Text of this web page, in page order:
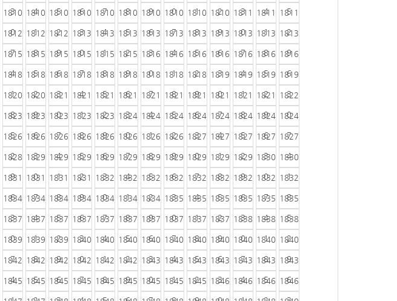
3 4 5 6 7 8 9 0 1 2 3 4 5
1810
0
1810
1
1810
2
1810
3
1810
4
1810
5
1810
6
1810
7
1810
8
1810
9
1811
0
1811
1
1811
2
1812
7
1812
8
1812
9
1813
0
1813
1
1813
2
1813
3
1813
4
1813
5
1813
6
1813
7
1813
8
1813
9
1815
4
1815
5
1815
6
1815
7
1815
8
1815
9
1816
0
1816
1
1816
2
1816
3
1816
4
1816
5
1816
6
1818
1
1818
2
1818
3
1818
4
1818
5
1818
6
1818
7
1818
8
1818
9
1819
0
1819
1
1819
2
1819
3
1820
8
1820
9
1821
0
1821
1
1821
2
1821
3
1821
4
1821
5
1821
6
1821
7
1821
8
1821
9
1822
0
1823
5
1823
6
1823
7
1823
8
1823
9
1824
0
1824
1
1824
2
1824
3
1824
4
1824
5
1824
6
1824
7
1826
2
1826
3
1826
4
1826
5
1826
6
1826
7
1826
8
1826
9
1827
0
1827
1
1827
2
1827
3
1827
4
1828
9
1829
0
1829
1
1829
2
1829
3
1829
4
1829
5
1829
6
1829
7
1829
8
1829
9
1830
0
1830
1
1831
6
1831
7
1831
8
1831
9
1832
0
1832
1
1832
2
1832
3
1832
4
1832
5
1832
6
1832
7
1832
8
1834
3
1834
4
1834
5
1834
6
1834
7
1834
8
1834
9
1835
0
1835
1
1835
2
1835
3
1835
4
1835
5
1837
0
1837
1
1837
2
1837
3
1837
4
1837
5
1837
6
1837
7
1837
8
1837
9
1838
0
1838
1
1838
2
1839
7
1839
8
1839
9
1840
0
1840
1
1840
2
1840
3
1840
4
1840
5
1840
6
1840
7
1840
8
1840
9
1842
4
1842
5
1842
6
1842
7
1842
8
1842
9
1843
0
1843
1
1843
2
1843
3
1843
4
1843
5
1843
6
1845 1845 1845 1845 1845 1845 1845 1845 1845 1846 1846 1846 1846